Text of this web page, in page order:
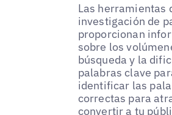
Las herramientas
investigación de
proporcionan
sobre los
búsqueda y la
palabras clave
identificar las
correctas para
convertir a tu